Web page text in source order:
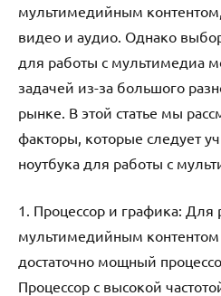
мультимедийным
видео и аудио. Однако
для работы с мультимедиа
задачей из-за большого
рынке. В этой статье мы
факторы, которые следует
ноутбука для работы с
1. Процессор и графика: Для
мультимедийным
достаточно мощный
Процессор с высокой